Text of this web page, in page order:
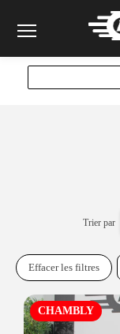
Trier par
Effacer les filtres
CHAMBLY